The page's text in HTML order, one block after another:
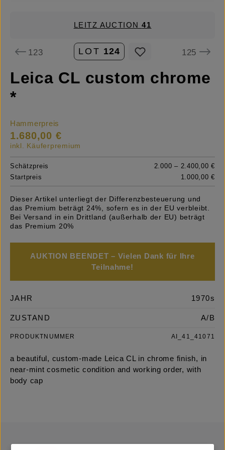
LEITZ AUCTION41
123 LOT 124 125
Leica CL custom chrome
*
Hammerpreis
1.680,00 €
inkl. Käuferpremium
Schätzpreis
2.000 – 2.400,00 €
Startpreis
1.000,00 €
Dieser Artikel unterliegt der Differenzbesteuerung und
das Premium beträgt 24%, sofern es in der EU verbleibt.
Bei Versand in ein Drittland (außerhalb der EU) beträgt
das Premium 20%
AUKTION BEENDET – Vielen Dank für Ihre
Teilnahme!
JAHR 1970s
ZUSTAND A/B
PRODUKTNUMMER AI_41_41071
a beautiful, custom-made Leica CL in chrome finish, in
near-mint cosmetic condition and working order, with
body cap